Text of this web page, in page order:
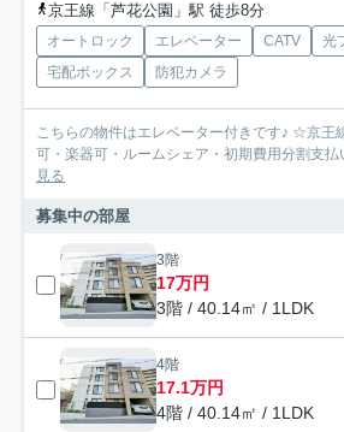
京王線「芦花公園」駅 徒歩8分
オートロック エレベーター CATV
光
宅配ボックス
防犯カメラ
こちらの物件はエレベーター付きです♪ ☆京王
可・楽器可・ルームシェア・初期費用分割支
見る
募集中の部屋
3階
17万円
3階 / 40.14㎡ / 1LDK
4階
17.1万円
4階 / 40.14㎡ / 1LDK